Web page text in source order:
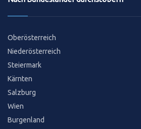
Oberösterreich
Niederösterreich
Steiermark
Kärnten
Salzburg
Wien
Burgenland